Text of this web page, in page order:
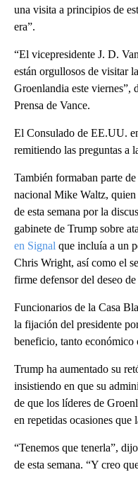
una visita a principios de
era”.
“El vicepresidente J. D.
están orgullosos de visitar
Groenlandia este
Prensa de Vance.
El Consulado de EE.UU.
remitiendo las preguntas a
También formaban parte
nacional Mike Waltz, quien
de esta semana por la
gabinete de Trump sobre
en Signal que incluía a un
Chris Wright, así como el
firme defensor del deseo
Funcionarios de la Casa
la fijación del presidente
beneficio, tanto económico
Trump ha aumentado su
insistiendo en que su
de que los líderes de
en repetidas ocasiones que
“Tenemos que tenerla”,
de esta semana. “Y creo